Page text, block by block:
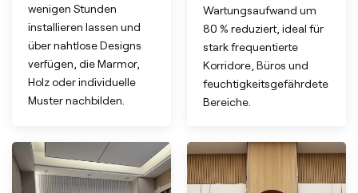
wenigen Stunden
installieren lassen und
über nahtlose Designs
verfügen, die Marmor,
Holz oder individuelle
Muster nachbilden.
Wartungsaufwand um
80 % reduziert, ideal für
stark frequentierte
Korridore, Büros und
feuchtigkeitsgefährdete
Bereiche.